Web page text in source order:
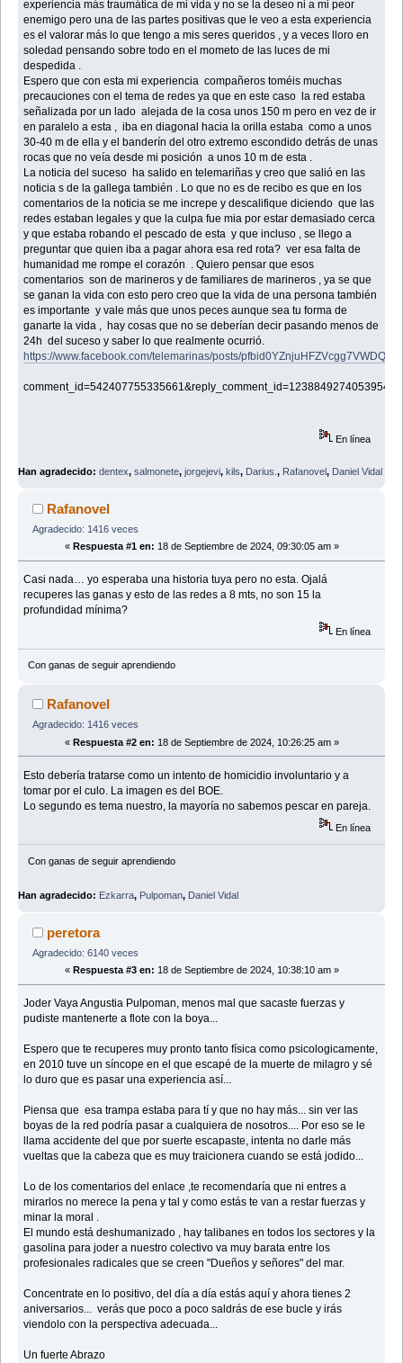
experiencia más traumática de mi vida y no se la deseo ni a mi peor
enemigo pero una de las partes positivas que le veo a esta experiencia
es el valorar más lo que tengo a mis seres queridos , y a veces lloro en
soledad pensando sobre todo en el mometo de las luces de mi
despedida .
Espero que con esta mi experiencia compañeros toméis muchas
precauciones con el tema de redes ya que en este caso la red estaba
señalizada por un lado alejada de la cosa unos 150 m pero en vez de ir
en paralelo a esta , iba en diagonal hacia la orilla estaba como a unos
30-40 m de ella y el banderín del otro extremo escondido detrás de unas
rocas que no veía desde mi posición a unos 10 m de esta .
La noticia del suceso ha salido en telemariñas y creo que salió en las
noticia s de la gallega también . Lo que no es de recibo es que en los
comentarios de la noticia se me increpe y descalifique diciendo que las
redes estaban legales y que la culpa fue mia por estar demasiado cerca
y que estaba robando el pescado de esta y que incluso , se llego a
preguntar que quien iba a pagar ahora esa red rota? ver esa falta de
humanidad me rompe el corazón . Quiero pensar que esos
comentarios son de marineros y de familiares de marineros , ya se que
se ganan la vida con esto pero creo que la vida de una persona también
es importante y vale más que unos peces aunque sea tu forma de
ganarte la vida , hay cosas que no se deberían decir pasando menos de
24h del suceso y saber lo que realmente ocurrió.
https://www.facebook.com/telemarinas/posts/
En línea
Han agradecido: dentex, salmonete, jorgejevi, kils, Darius. , Rafanovel, Daniel Vidal
Rafanovel
Agradecido: 1416 veces
« Respuesta #1 en: 18 de Septiembre de 2024, 09:30:05 am »
Casi nada… yo esperaba una historia tuya pero no esta. Ojalá
recuperes las ganas y esto de las redes a 8 mts, no son 15 la
profundidad mínima?
En línea
Con ganas de seguir aprendiendo
Rafanovel
Agradecido: 1416 veces
« Respuesta #2 en: 18 de Septiembre de 2024, 10:26:25 am »
Esto debería tratarse como un intento de homicidio involuntario y a
tomar por el culo. La imagen es del BOE.
Lo segundo es tema nuestro, la mayoría no sabemos pescar en pareja.
En línea
Con ganas de seguir aprendiendo
Han agradecido: Ezkarra, Pulpoman, Daniel Vidal
peretora
Agradecido: 6140 veces
« Respuesta #3 en: 18 de Septiembre de 2024, 10:38:10 am »
Joder Vaya Angustia Pulpoman, menos mal que sacaste fuerzas y
pudiste mantenerte a flote con la boya...
Espero que te recuperes muy pronto tanto física como psicologicamente,
en 2010 tuve un síncope en el que escapé de la muerte de milagro y sé
lo duro que es pasar una experiencia así...
Piensa que esa trampa estaba para tí y que no hay más... sin ver las
boyas de la red podría pasar a cualquiera de nosotros.... Por eso se le
llama accidente del que por suerte escapaste, intenta no darle más
vueltas que la cabeza que es muy traicionera cuando se está jodido...
Lo de los comentarios del enlace ,te recomendaría que ni entres a
mirarlos no merece la pena y tal y como estás te van a restar fuerzas y
minar la moral .
El mundo está deshumanizado , hay talibanes en todos los sectores y la
gasolina para joder a nuestro colectivo va muy barata entre los
profesionales radicales que se creen "Dueños y señores" del mar.
Concentrate en lo positivo, del día a día estás aquí y ahora tienes 2
aniversarios... verás que poco a poco saldrás de ese bucle y irás
viendolo con la perspectiva adecuada...
Un fuerte Abrazo